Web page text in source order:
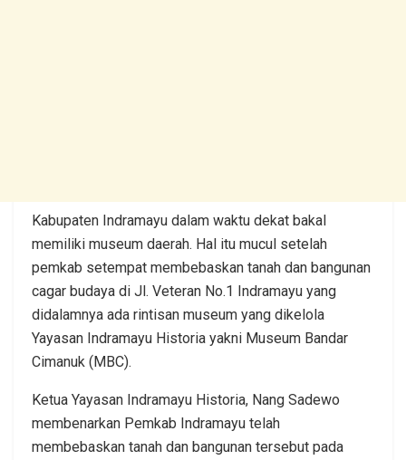
Kabupaten Indramayu dalam waktu dekat bakal
memiliki museum daerah. Hal itu mucul setelah
pemkab setempat membebaskan tanah dan bangunan
cagar budaya di Jl. Veteran No.1 Indramayu yang
didalamnya ada rintisan museum yang dikelola
Yayasan Indramayu Historia yakni Museum Bandar
Cimanuk (MBC).
Ketua Yayasan Indramayu Historia, Nang Sadewo
membenarkan Pemkab Indramayu telah
membebaskan tanah dan bangunan tersebut pada